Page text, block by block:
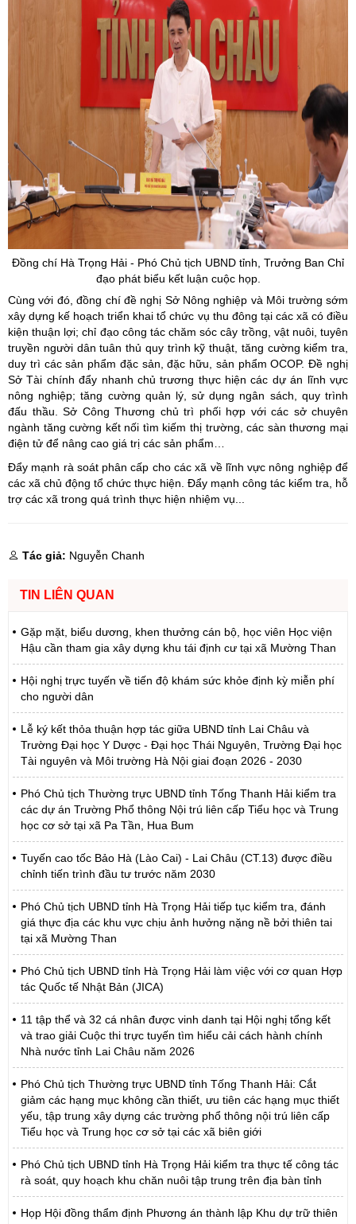
Đồng chí Hà Trọng Hải - Phó Chủ tịch UBND tỉnh, Trưởng Ban Chỉ
đạo phát biểu kết luận cuộc họp.
Cùng với đó, đồng chí đề nghị Sở Nông nghiệp và Môi trường sớm
xây dựng kế hoạch triển khai tổ chức vụ thu đông tại các xã có điều
kiện thuận lợi; chỉ đạo công tác chăm sóc cây trồng, vật nuôi, tuyên
truyền người dân tuân thủ quy trình kỹ thuật, tăng cường kiểm tra,
duy trì các sản phẩm đặc sản, đặc hữu, sản phẩm OCOP. Đề nghị
Sở Tài chính đẩy nhanh chủ trương thực hiện các dự án lĩnh vực
nông nghiệp; tăng cường quản lý, sử dụng ngân sách, quy trình
đấu thầu. Sở Công Thương chủ trì phối hợp với các sở chuyên
ngành tăng cường kết nối tìm kiếm thị trường, các sàn thương mại
điện tử để nâng cao giá trị các sản phẩm…
Đẩy mạnh rà soát phân cấp cho các xã về lĩnh vực nông nghiệp để
các xã chủ động tổ chức thực hiện. Đẩy mạnh công tác kiểm tra, hỗ
trợ các xã trong quá trình thực hiện nhiệm vụ...
Tác giả: Nguyễn Chanh
TIN LIÊN QUAN
Gặp mặt, biểu dương, khen thưởng cán bộ, học viên Học viện
Hậu cần tham gia xây dựng khu tái định cư tại xã Mường Than
Hội nghị trực tuyến về tiến độ khám sức khỏe định kỳ miễn phí
cho người dân
Lễ ký kết thỏa thuận hợp tác giữa UBND tỉnh Lai Châu và
Trường Đại học Y Dược - Đại học Thái Nguyên, Trường Đại học
Tài nguyên và Môi trường Hà Nội giai đoạn 2026 - 2030
Phó Chủ tịch Thường trực UBND tỉnh Tống Thanh Hải kiểm tra
các dự án Trường Phổ thông Nội trú liên cấp Tiểu học và Trung
học cơ sở tại xã Pa Tần, Hua Bum
Tuyến cao tốc Bảo Hà (Lào Cai) - Lai Châu (CT.13) được điều
chỉnh tiến trình đầu tư trước năm 2030
Phó Chủ tịch UBND tỉnh Hà Trọng Hải tiếp tục kiểm tra, đánh
giá thực địa các khu vực chịu ảnh hưởng nặng nề bởi thiên tai
tại xã Mường Than
Phó Chủ tịch UBND tỉnh Hà Trọng Hải làm việc với cơ quan Hợp
tác Quốc tế Nhật Bản (JICA)
11 tập thể và 32 cá nhân được vinh danh tại Hội nghị tổng kết
và trao giải Cuộc thi trực tuyến tìm hiểu cải cách hành chính
Nhà nước tỉnh Lai Châu năm 2026
Phó Chủ tịch Thường trực UBND tỉnh Tống Thanh Hải: Cắt
giảm các hạng mục không cần thiết, ưu tiên các hạng mục thiết
yếu, tập trung xây dựng các trường phổ thông nội trú liên cấp
Tiểu học và Trung học cơ sở tại các xã biên giới
Phó Chủ tịch UBND tỉnh Hà Trọng Hải kiểm tra thực tế công tác
rà soát, quy hoạch khu chăn nuôi tập trung trên địa bàn tỉnh
Họp Hội đồng thẩm định Phương án thành lập Khu dự trữ thiên